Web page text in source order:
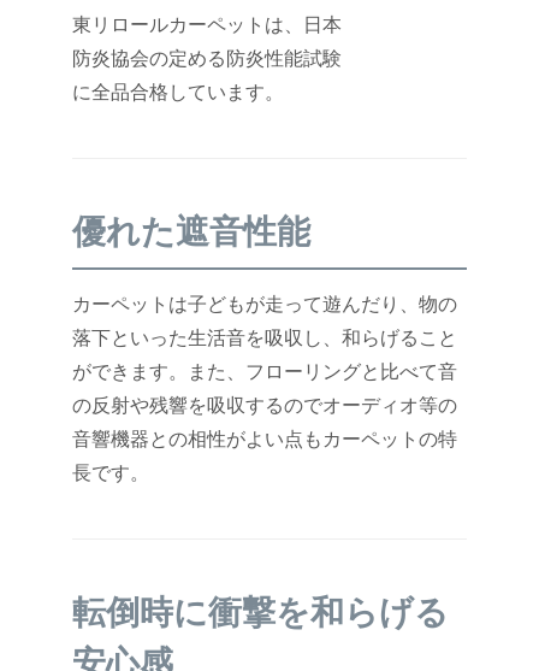
東リロールカーペットは、日本
防炎協会の定める防炎性能試験
に全品合格しています。
優れた遮音性能
カーペットは子どもが走って遊んだり、物の
落下といった生活音を吸収し、和らげること
ができます。また、フローリングと比べて音
の反射や残響を吸収するのでオーディオ等の
音響機器との相性がよい点もカーペットの特
長です。
転倒時に衝撃を和らげる
安心感